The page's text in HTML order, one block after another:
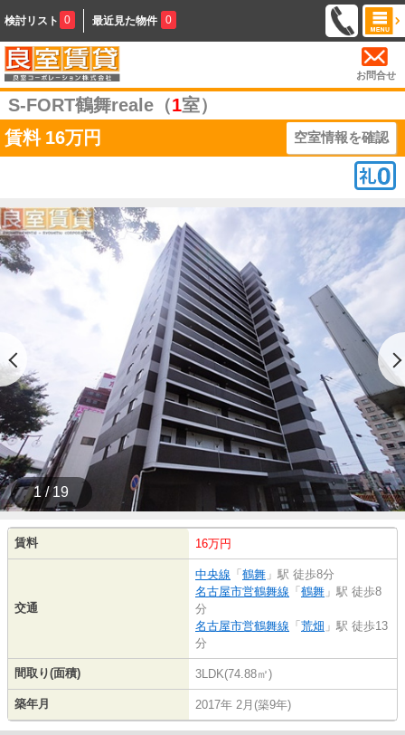
検討リスト 0 最近見た物件 0
お問合せ
S-FORT鶴舞reale（1室）
賃料 16万円 空室情報を確認
1 / 19
賃料 16万円
交通
中央線 「 鶴舞 」駅 徒歩8分
名古屋市営鶴舞線 「 鶴舞 」駅 徒歩8
分
名古屋市営鶴舞線 「 荒畑 」駅 徒歩13
分
間取り(面積) 3LDK(74.88㎡)
築年月 2017年 2月(築9年)